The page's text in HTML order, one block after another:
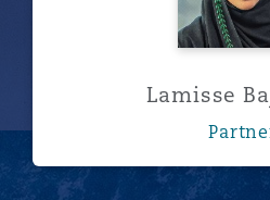
Lamisse